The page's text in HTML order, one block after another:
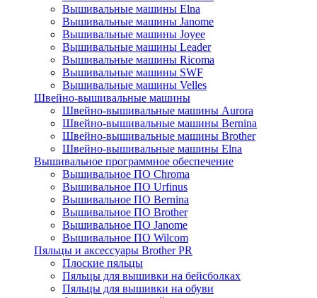
Вышивальные машины Elna
Вышивальные машины Janome
Вышивальные машины Joyee
Вышивальные машины Leader
Вышивальные машины Ricoma
Вышивальные машины SWF
Вышивальные машины Velles
Швейно-вышивальные машины
Швейно-вышивальные машины Aurora
Швейно-вышивальные машины Bernina
Швейно-вышивальные машины Brother
Швейно-вышивальные машины Elna
Вышивальное программное обеспечение
Вышивальное ПО Chroma
Вышивальное ПО Urfinus
Вышивальное ПО Bernina
Вышивальное ПО Brother
Вышивальное ПО Janome
Вышивальное ПО Wilcom
Пяльцы и аксессуары Brother PR
Плоские пяльцы
Пяльцы для вышивки на бейсболках
Пяльцы для вышивки на обуви